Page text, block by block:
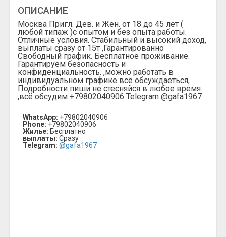
ОПИСАНИЕ
Москва Пригл. Дев. и Жен. от 18 до 45 лет (
любой типаж )с опытом и без опыта работы.
Отличные условия. Стабильный и высокий доход,
выплаты сразу от 15т ,Гарантированно
Свободный график. Бесплатное проживание.
Гарантируем безопасность и
конфиденциальность. ,можно работать в
индивидуальном графике всё обсуждаеться,
Подробности пиши не стесняйся в любое время
,всё обсудим +79802040906 Telegram @gafa1967
WhatsApp: +79802040906
Phone: +79802040906
Жилье: Бесплатно
выплаты: Сразу
Telegram: @gafa1967